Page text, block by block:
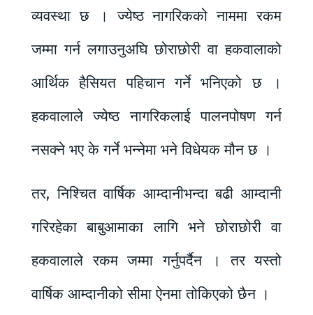
व्यवस्था छ । ज्येष्ठ नागरिकको नाममा रकम
जम्मा गर्न लगाउनुअघि छोराछोरी वा हकवालाको
आर्थिक हैसियत पहिचान गर्ने भनिएको छ ।
हकवालाले ज्येष्ठ नागरिकलाई पालनपोषण गर्न
नसक्ने भए के गर्ने भन्नेमा भने विधेयक मौन छ ।
तर, निश्चित वार्षिक आम्दानीभन्दा बढी आम्दानी
गरिरहेका बाबुआमाका लागि भने छोराछोरी वा
हकवालाले रकम जम्मा गर्नुपर्दैन । तर यस्तो
वार्षिक आम्दानीको सीमा ऐनमा तोकिएको छैन ।